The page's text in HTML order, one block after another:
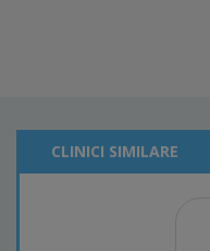
CLINICI SIMILARE